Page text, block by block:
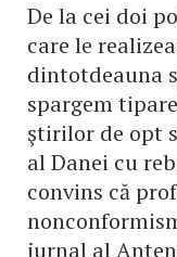
De la cei doi
care le
dintotdeauna
spargem
ştirilor de opt
al Danei cu
convins că
jurnal al